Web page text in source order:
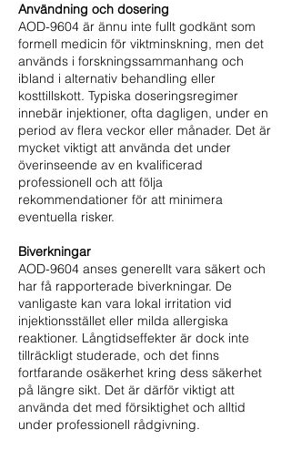
Användning och dosering
AOD-9604 är ännu inte fullt godkänt som
formell medicin för viktminskning, men det
används i forskningssammanhang och
ibland i alternativ behandling eller
kosttillskott. Typiska doseringsregimer
innebär injektioner, ofta dagligen, under en
period av flera veckor eller månader. Det är
mycket viktigt att använda det under
överinseende av en kvalificerad
professionell och att följa
rekommendationer för att minimera
eventuella risker.
Biverkningar
AOD-9604 anses generellt vara säkert och
har få rapporterade biverkningar. De
vanligaste kan vara lokal irritation vid
injektionsstället eller milda allergiska
reaktioner. Långtidseffekter är dock inte
tillräckligt studerade, och det finns
fortfarande osäkerhet kring dess säkerhet
på längre sikt. Det är därför viktigt att
använda det med försiktighet och alltid
under professionell rådgivning.